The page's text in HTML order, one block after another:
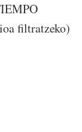
filtratzeko)